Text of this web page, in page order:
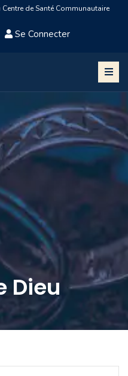
de Santé Communautaire
Se Connecter
Dieu